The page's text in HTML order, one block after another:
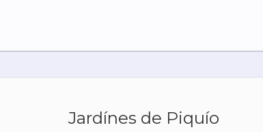
Jardínes de Piquío